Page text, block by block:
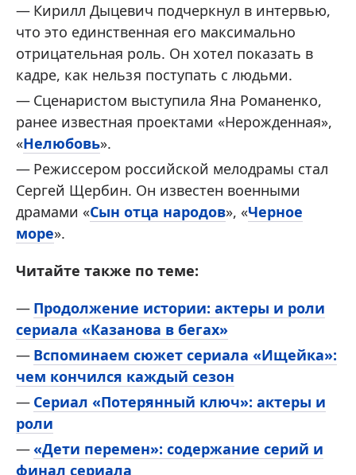
Кирилл Дыцевич подчеркнул в интервью,
что это единственная его максимально
отрицательная роль. Он хотел показать в
кадре, как нельзя поступать с людьми.
Сценаристом выступила Яна Романенко,
ранее известная проектами «Нерожденная»,
«Нелюбовь».
Режиссером российской мелодрамы стал
Сергей Щербин. Он известен военными
драмами «Сын отца народов», «Черное
море».
Читайте также по теме:
Продолжение истории: актеры и роли
сериала «Казанова в бегах»
Вспоминаем сюжет сериала «Ищейка»:
чем кончился каждый сезон
Сериал «Потерянный ключ»: актеры и
роли
«Дети перемен»: содержание серий и
финал сериала